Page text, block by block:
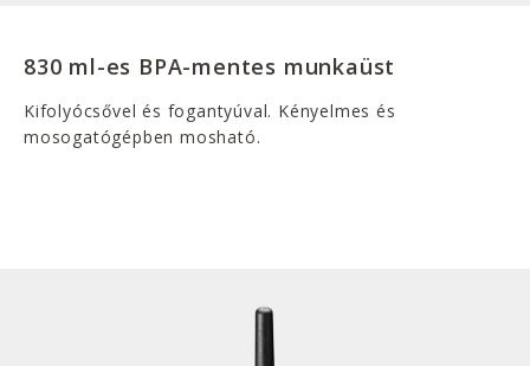
830 ml-es BPA-mentes munkaüst
Kifolyócsővel és fogantyúval. Kényelmes és
mosogatógépben mosható.